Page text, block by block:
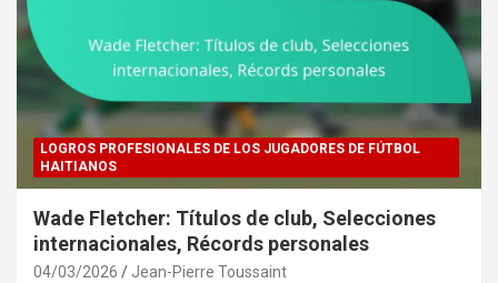
LOGROS PROFESIONALES DE LOS JUGADORES DE FÚTBOL
HAITIANOS
Wade Fletcher: Títulos de club, Selecciones
internacionales, Récords personales
04/03/2026 Jean-Pierre Toussaint